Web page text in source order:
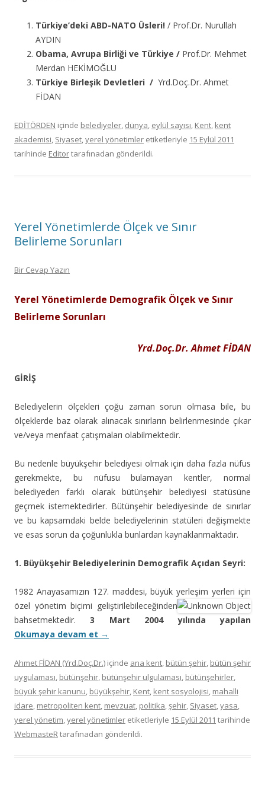
Türkiye’deki ABD-NATO Üsleri! / Prof.Dr. Nurullah
AYDIN
Obama, Avrupa Birliği ve Türkiye / Prof.Dr. Mehmet
Merdan HEKİMOĞLU
Türkiye Birleşik Devletleri / Yrd.Doç.Dr. Ahmet
FİDAN
EDİTÖRDEN içinde belediyeler, dünya, eylül sayısı, Kent, kent
akademisi, Siyaset,yerel yönetimler etiketleriyle 15 Eylül 2011
tarihinde Editortarafınadan gönderildi.
Yerel Yönetimlerde Ölçek ve Sınır
Belirleme Sorunları
Bir Cevap Yazın
Yerel Yönetimlerde Demografik Ölçek ve Sınır
Belirleme Sorunları
Yrd.Doç.Dr. Ahmet FİDAN
GİRİŞ
Belediyelerin ölçekleri çoğu zaman sorun olmasa bile, bu
ölçeklerde baz olarak alınacak sınırların belirlenmesinde çıkar
ve/veya menfaat çatışmaları olabilmektedir.
Bu nedenle büyükşehir belediyesi olmak için daha fazla nüfus
gerekmekte, bu nüfusu bulamayan kentler, normal
belediyeden farklı olarak bütünşehir belediyesi statüsüne
geçmek istemektedirler. Bütünşehir belediyesinde de sınırlar
ve bu kapsamdaki belde belediyelerinin statüleri değişmekte
ve esas sorun da çoğunlukla bunlardan kaynaklanmaktadır.
1. Büyükşehir Belediyelerinin Demografik Açıdan Seyri:
1982 Anayasamızın 127. maddesi, büyük yerleşim yerleri için
özel yönetim biçimi geliştirilebileceğinden
bahsetmektedir. 3 Mart 2004 yılında yapılan
Okumaya devam et →
Ahmet FİDAN (Yrd.Doç.Dr.) içinde ana kent, bütün şehir, bütün şehir
uygulaması, bütünşehir, bütünşehir ulgulaması, bütünşehirler,
büyük şehir kanunu, büyükşehir, Kent, kent sosyolojisi, mahalli
idare, metropoliten kent, mevzuat, politika,şehir, Siyaset,yasa,
yerel yönetim,yerel yönetimler etiketleriyle 15 Eylül 2011 tarihinde
WebmasteRtarafınadan gönderildi.